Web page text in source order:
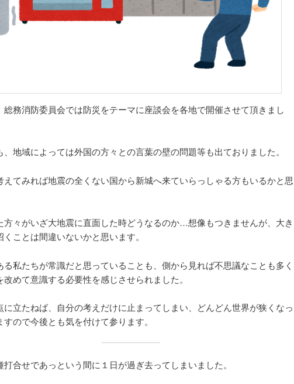
総務消防委員会では防災をテーマに座談会を各地で開催させて頂きまし
、地域によっては外国の方々との言葉の壁の問題等も出ておりました。
えてみれば地震の全くない国から新城へ来ていらっしゃる方もいるかと思
方々がいざ大地震に直面した時どうなるのか…想像もつきませんが、大き
ことは間違いないかと思います。
る私たちが常識だと思っていることも、側から見れば不思議なことも多く
めて意識する必要性を感じさせられました。
に立たねば、自分の考えだけに止まってしまい、どんどん世界が狭くなっ
ので今後とも気を付けて参ります。
打合せであっという間に１日が過ぎ去ってしまいました。